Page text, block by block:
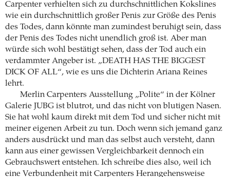
Carpenter verhielten sich zu durchschnittlichen Kokslines
wie ein durchschnittlich großer Penis zur Größe des Penis
des Todes, dann könnte man zumindest beruhigt sein, dass
der Penis des Todes nicht unendlich groß ist. Aber man
würde sich wohl bestätigt sehen, dass der Tod auch ein
verdammter Angeber ist. „DEATH HAS THE BIGGEST
DICK OF ALL“, wie es uns die Dichterin Ariana Reines
lehrt.
Merlin Carpenters Ausstellung „Polite“ in der Kölner
Galerie JUBG ist blutrot, und das nicht von blutigen Nasen.
Sie hat wohl kaum direkt mit dem Tod und sicher nicht mit
meiner eigenen Arbeit zu tun. Doch wenn sich jemand ganz
anders ausdrückt und man das selbst auch versteht, dann
kann aus einer gewissen Vergleichbarkeit dennoch ein
Gebrauchswert entstehen. Ich schreibe dies also, weil ich
eine Verbundenheit mit Carpenters Herangehensweise